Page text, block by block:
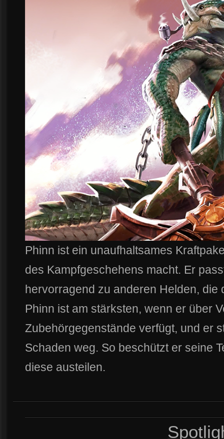
Phinn ist ein unaufhaltsames
des Kampfgeschehens macht. Er
hervorragend zu anderen Helden, die
Phinn ist am stärksten, wenn er über
Zubehörgegenstände verfügt, und er
Schaden weg. So beschützt er seine
diese austeilen.